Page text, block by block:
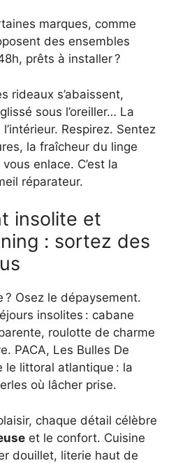
marques, comme
des ensembles
prêts à installer ?
rideaux s’abaissent,
glissé sous l’oreiller… La
Respirez. Sentez
la fraîcheur du linge
enlace. C’est la
réparateur.
insolite et
: sortez des
? Osez le dépaysement.
insolites : cabane
roulotte de charme
PACA, Les Bulles De
le littoral atlantique : la
où lâcher prise.
chaque détail célèbre
et le confort. Cuisine
douillet, literie haut de